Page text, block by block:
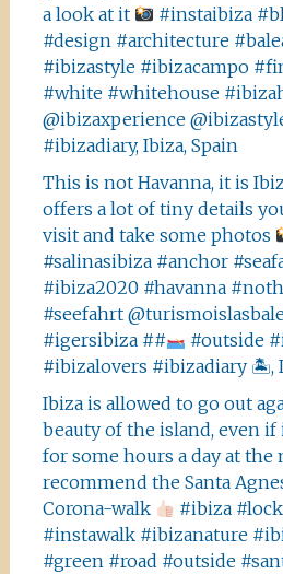
a look at it
#instaibiza
#design #architecture
#ibizastyle #ibizacampo
#white #whitehouse
@ibizaxperience
#ibizadiary, Ibiza, Spain
This is not Havanna, it is
offers a lot of tiny details
visit and take some photos
#salinasibiza #anchor
#ibiza2020 #havanna
#seefahrt
#igersibiza ##
#outside
#ibizalovers #ibizadiary 🏝,
Ibiza is allowed to go out
beauty of the island, even if
for some hours a day at the
recommend the Santa
Corona-walk
#ibiza
#instawalk #ibizanature
#green #road #outside